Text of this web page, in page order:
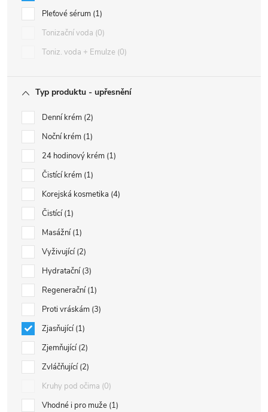
Pleťové sérum 1
Tonizační voda 0
Toniz. voda + Emulze 0
Typ produktu - upřesnění
Denní krém 2
Noční krém 1
24 hodinový krém 1
Čistící krém 1
Korejská kosmetika 4
Čistící 1
Masážní 1
Vyživující 2
Hydratační 3
Regenerační 1
Proti vráskám 3
Zjasňující 1
Zjemňující 2
Zvláčňující 2
Kruhy pod očima 0
Vhodné i pro muže 1